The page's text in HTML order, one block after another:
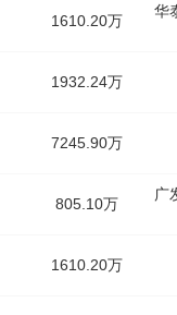
1610.20万
华
1932.24万
7245.90万
805.10万
广
1610.20万